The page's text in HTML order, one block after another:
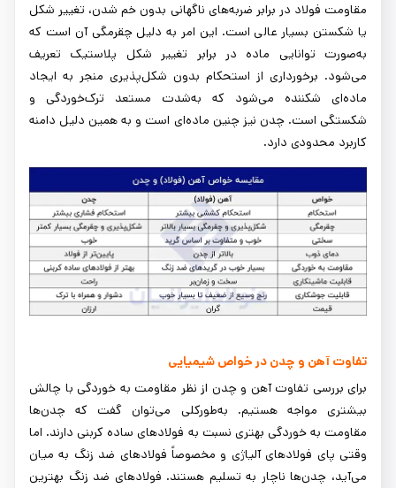
مقاومت فولاد در برابر ضربه‌های ناگهانی بدون خم شدن، تغییر شکل
یا شکستن بسیار عالی است. این امر به دلیل چقرمگی آن است که
به‌صورت توانایی ماده در برابر تغییر شکل پلاستیک تعریف
می‌شود. برخورداری از استحکام بدون شکل‌پذیری منجر به ایجاد
ماده‌ای شکننده می‌شود که به‌شدت مستعد ترک‌خوردگی و
شکستگی است. چدن نیز چنین ماده‌ای است و به همین دلیل دامنه
کاربرد محدودی دارد.
تفاوت آهن و چدن در خواص شیمیایی
برای بررسی تفاوت آهن و چدن از نظر مقاومت به خوردگی با چالش
بیشتری مواجه هستیم. به‌طورکلی می‌توان گفت که چدن‌ها
مقاومت به خوردگی بهتری نسبت به فولادهای ساده کربنی دارند. اما
وقتی پای فولادهای آلیاژی و مخصوصاً فولادهای ضد زنگ به میان
می‌آید، چدن‌ها ناچار به تسلیم هستند. فولادهای ضد زنگ بهترین